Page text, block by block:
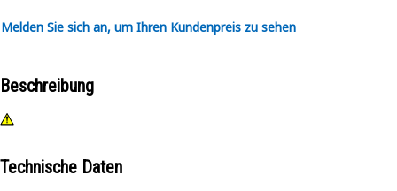
Melden Sie sich an, um Ihren Kundenpreis zu sehen
Beschreibung
Technische Daten